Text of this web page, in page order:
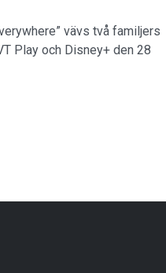
vävs två familjers
Play och Disney+ den 28